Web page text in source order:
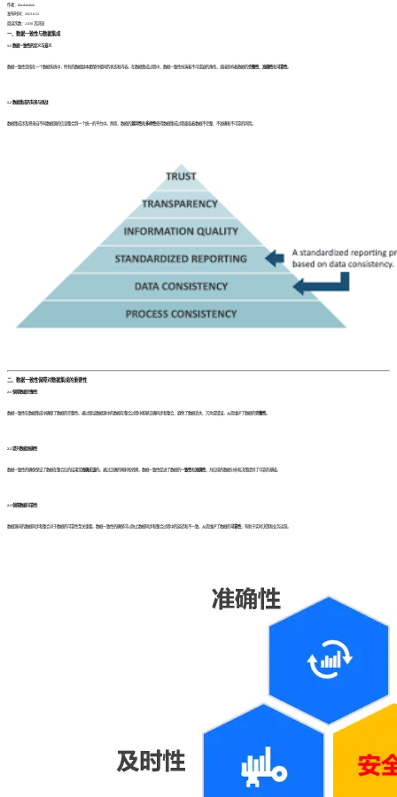
作者：finedatalink
发布时间：2023.8.22
阅读次数：2,038 次浏览
一、数据一致性与数据集成
1.1 数据一致性的定义与意义
数据一致性是指在一个数据系统中，所有的数据副本都保持相同的状态和内容。在数据集成过程中，数据一致性扮演着不可或缺的角色，直接影响着数据的 完整性 准确性 和 可靠性
1.2 数据集成的背景与挑战
数据集成涉及将来自不同数据源的信息整合到一个统一的平台中。然而，数据的 源异性 和 多样性使得数据集成过程面临着数据不完整、不准确和不可靠的风险。
二、数据一致性保障对数据集成的重要性
2.1 保障数据完整性
数据一致性在数据集成中确保了数据的完整性。通过保证数据源中的数据在整合过程中能够正确同步和整合，避免了数据丢失、冗余或错误，从而维护了数据的 完整性
2.2 提升数据准确性
数据一致性的确保保证了数据在整合后的结果是准确无误的。通过正确的映射和转换，数据一致性促进了数据的 一致性 和 准确性 ，为后续的数据分析和决策提供了可靠的基础。
2.3 保障数据可靠性
数据源间的数据同步和整合对于数据的可靠性至关重要。数据一致性的确保可以防止数据同步和整合过程中的延迟和不一致，从而维护了数据的 可靠性 ，有助于实时决策和业务运营。